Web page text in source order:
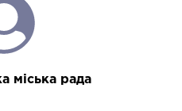
міська рада